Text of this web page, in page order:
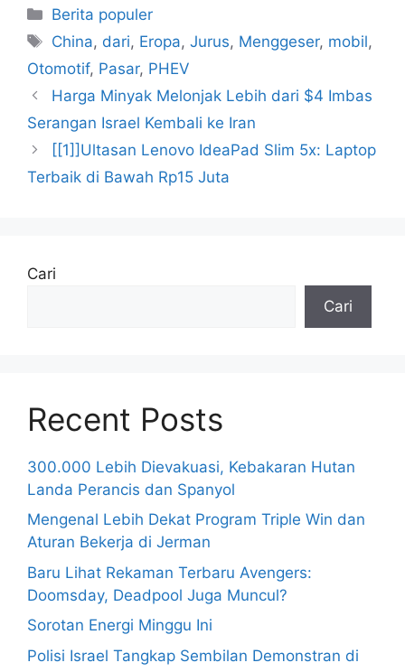
Kategori
Berita populer
Tag
China, dari, Eropa,Jurus, Menggeser, mobil,
Otomotif, Pasar, PHEV
Harga Minyak Melonjak Lebih dari $4 Imbas
Serangan Israel Kembali ke Iran
[[1]]Ultasan Lenovo IdeaPad Slim 5x: Laptop
Terbaik di Bawah Rp15 Juta
Cari
Cari
Recent Posts
300.000 Lebih Dievakuasi, Kebakaran Hutan
Landa Perancis dan Spanyol
Mengenal Lebih Dekat Program Triple Win dan
Aturan Bekerja di Jerman
Baru Lihat Rekaman Terbaru Avengers:
Doomsday, Deadpool Juga Muncul?
Sorotan Energi Minggu Ini
Polisi Israel Tangkap Sembilan Demonstran di